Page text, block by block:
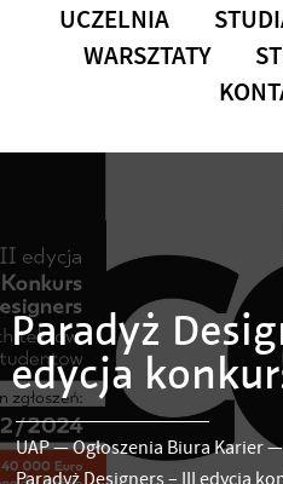
UCZELNIA
WARSZTATY
Paradyż
edycja
UAP—Ogłoszenia Biura Karier
Paradyż Designers – III edycja